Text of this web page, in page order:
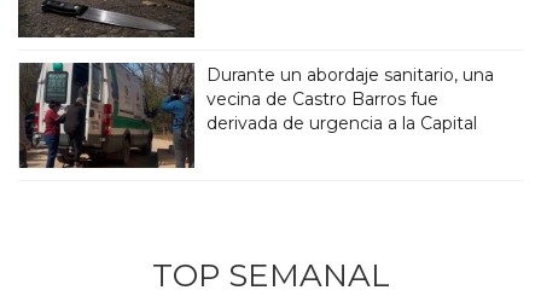
Durante un abordaje sanitario, una
vecina de Castro Barros fue
derivada de urgencia a la Capital
TOP SEMANAL